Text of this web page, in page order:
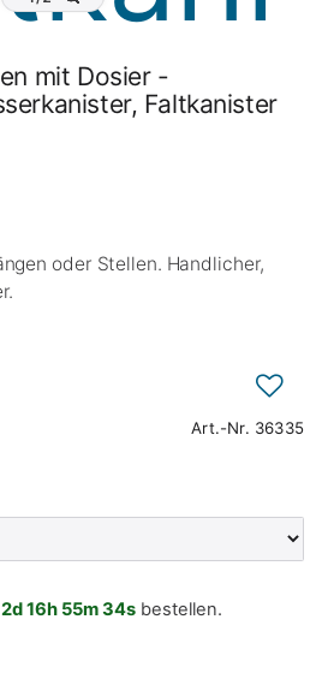
mit Dosier -
Faltkanister
oder Stellen. Handlicher,
Art.-Nr. 36335
2d16h 55m33s bestellen.